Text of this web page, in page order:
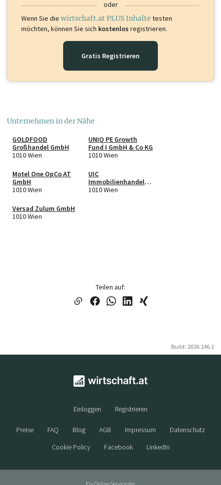
oder
Wenn Sie die wirtschaft.at PLUS Inhalte testen
möchten, können Sie sich kostenlos registrieren.
Gratis Registrieren
Unternehmen in der Nähe
GOLDFOOD
Großhandel GmbH
1010 Wien
UNIQ PE Growth
Fund I GmbH & Co KG
1010 Wien
Motel One OpCo AT
GmbH
1010 Wien
UIC
Immobilienhandels
GmbH
1010 Wien
Versad Zulum GmbH
1010 Wien
Teilen auf:
Build: 2026.146.1
Einloggen Registrieren
Preise FAQ Blog AGB Impressum
Datenschutz
Cookie Policy
Facebook LinkedIn